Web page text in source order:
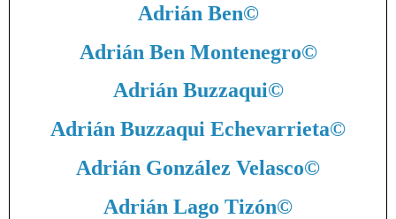
Adrián Ben©
Adrián Ben Montenegro©
Adrián Buzzaqui©
Adrián Buzzaqui Echevarrieta©
Adrián González Velasco©
Adrián Lago Tizón©